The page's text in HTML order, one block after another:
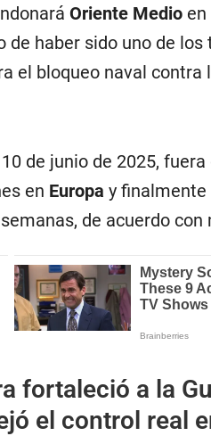
Oriente Medioen
de haber sido uno de los
el bloqueo naval contra
de junio de 2025, fuera
en Europa y
de acuerdo con
fortaleció a la
el control real